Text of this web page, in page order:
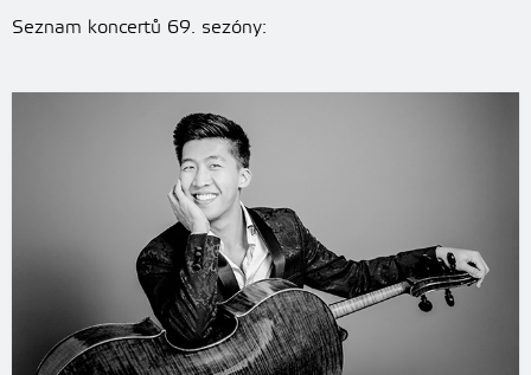
Seznam koncertů 69. sezóny: